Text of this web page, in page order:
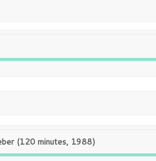
(120 minutes, 1988)